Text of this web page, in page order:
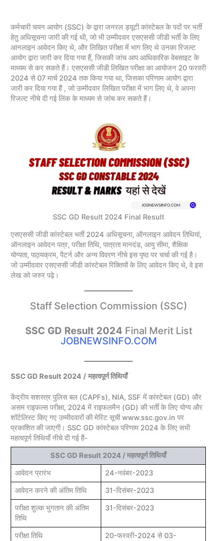
कर्मचारी चयन आयोग (SSC) के द्वारा जनरल ड्यूटी कांस्टेबल के पदों पर भर्ती
हेतु अधिसूचना जारी की गई थी, जो भी उम्मीदवार एसएससी जीडी भर्ती के लिए
आनलाइन आवेदन किए थे, और लिखित परीक्षा में भाग लिए थे उनका रिजल्ट
आयोग द्वारा जारी कर दिया गया हैं, जिसकी जांच आप आधिकारिक वेबसाइट के
माध्यम से कर सकते हैं। एसएससी जीडी लिखित परीक्षा का आयोजन 20 फरवरी
2024 से 07 मार्च 2024 तक किया गया था, जिसका परिणाम आयोग द्वारा
जारी कर दिया गया हैं , जो उम्मीदवार लिखित परीक्षा में भाग लिए थे, वे अपना
रिजल्ट नीचे दी गई लिंक के माध्यम से जांच कर सकते हैं।
SSC GD Result 2024 Final Result
एसएससी जीडी कांस्टेबल भर्ती 2024 अधिसूचना, ऑनलाइन आवेदन तिथियां,
ऑनलाइन आवेदन पत्र, परीक्षा तिथि, पात्रता मानदंड, आयु सीमा, शैक्षिक
योग्यता, पाठ्यक्रम, पैटर्न और अन्य विवरण नीचे इस पृष्ठ पर चर्चा की गई है।
जो उम्मीदवार एसएससी जीडी कांस्टेबल रिक्तियों के लिए आवेदन किए थे, वे इस
लेख को जरुर पढ़े।
Staff Selection Commission (SSC)
SSC GD Result 2024 Final Merit List
JOBNEWSINFO.COM
SSC GD Result 2024 / महत्वपूर्ण तिथियाँ
केंद्रीय सशस्त्र पुलिस बल (CAPFs), NIA, SSF में कांस्टेबल (GD) और
असम राइफल्स परीक्षा, 2024 में राइफलमैन (GD) की भर्ती के लिए योग्य और
शॉर्टलिस्ट किए गए उम्मीदवारों की मेरिट सूची www.ssc.gov.in पर
प्रकाशित की जाएगी। SSC GD कांस्टेबल परिणाम 2024 के लिए सभी
महत्वपूर्ण तिथियाँ नीचे दी गई हैं-
SSC GD Result 2024 /महत्वपूर्ण तिथियाँ
आवेदन प्रारंभ
24-नवंबर-2023
आवेदन करने की अंतिम तिथि
31-दिसंबर-2023
परीक्षा शुल्क भुगतान की अंतिम
तिथि
31-दिसंबर-2023
परीक्षा तिथि
20-फरवरी-2024 से 03-